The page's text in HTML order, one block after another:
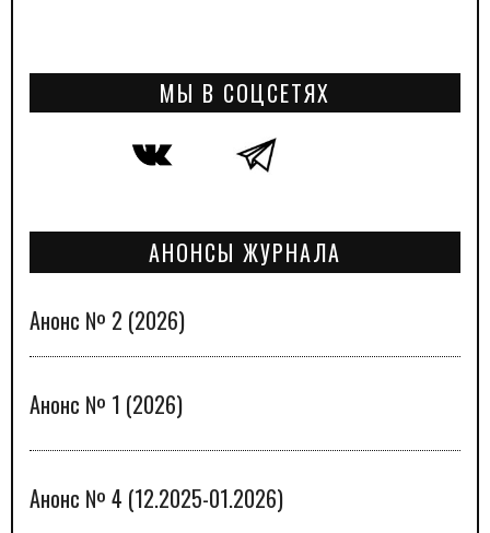
МЫ В СОЦСЕТЯХ
АНОНСЫ ЖУРНАЛА
Анонс № 2 (2026)
Анонс № 1 (2026)
Анонс № 4 (12.2025-01.2026)